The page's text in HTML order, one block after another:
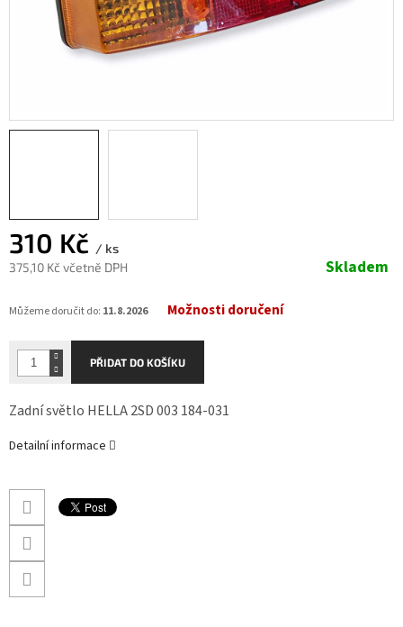
310 Kč / ks
375,10 Kč včetně DPH
cena:
Skladem
Můžeme doručit do: 11.8.2026 Možnosti doručení
PŘIDAT DO KOŠÍKU
Zadní světlo HELLA 2SD 003 184-031
Detailní informace